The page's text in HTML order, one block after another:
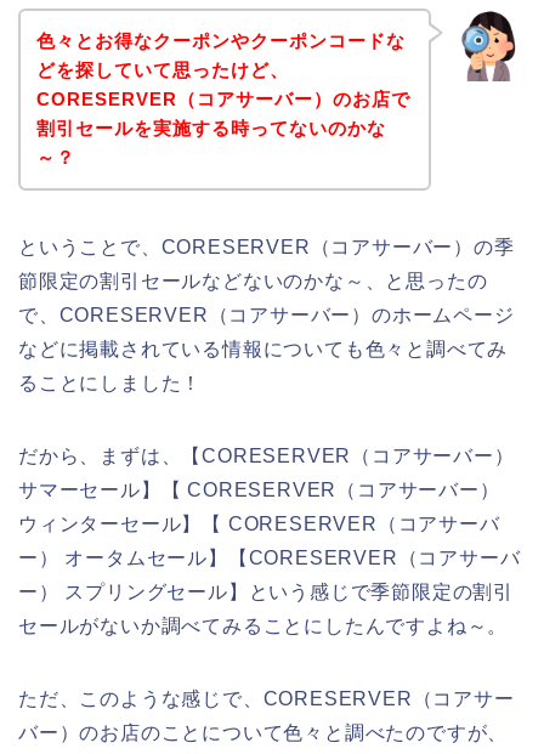
色々とお得なクーポンやクーポンコードな
どを探していて思ったけど、
CORESERVER（コアサーバー）のお店で
割引セールを実施する時ってないのかな
～？
ということで、CORESERVER（コアサーバー）の季
節限定の割引セールなどないのかな～、と思ったの
で、CORESERVER（コアサーバー）のホームページ
などに掲載されている情報についても色々と調べてみ
ることにしました！
だから、まずは、【CORESERVER（コアサーバー）
サマーセール】【 CORESERVER（コアサーバー）
ウィンターセール】【 CORESERVER（コアサーバ
ー） オータムセール】【CORESERVER（コアサーバ
ー） スプリングセール】という感じで季節限定の割引
セールがないか調べてみることにしたんですよね～。
ただ、このような感じで、CORESERVER（コアサー
バー）のお店のことについて色々と調べたのですが、